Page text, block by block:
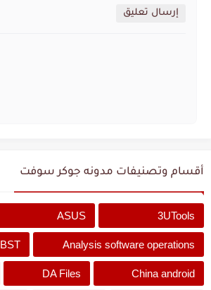
إرسال تعليق
أقسام وتصنيفات مدونه جوكر سوفت
3UTools
ASUS
Analysis software operations
BST
China android
DA Files